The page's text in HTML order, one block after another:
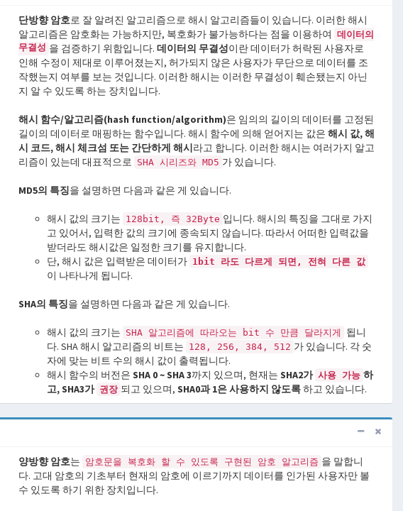
단방향 암호로 잘 알려진 알고리즘으로 해시 알고리즘들이 있습니다. 이러한 해시
알고리즘은 암호화는 가능하지만, 복호화가 불가능하다는 점을 이용하여 데이터의
무결성 을 검증하기 위함입니다. 데이터의 무결성이란 데이터가 허락된 사용자로
인해 수정이 제대로 이루어졌는지, 허가되지 않은 사용자가 무단으로 데이터를 조
작했는지 여부를 보는 것입니다. 이러한 해시는 이러한 무결성이 훼손됐는지 아닌
지 알 수 있도록 하는 장치입니다.
해시 함수/알고리즘(hash function/algorithm)은 임의의 길이의 데이터를 고정된
길이의 데이터로 매핑하는 함수입니다. 해시 함수에 의해 얻어지는 값은 해시 값, 해
시 코드, 해시 체크섬 또는 간단하게 해시라고 합니다. 이러한 해시는 여러가지 알고
리즘이 있는데 대표적으로 SHA 시리즈와 MD5 가 있습니다.
MD5의 특징을 설명하면 다음과 같은 게 있습니다.
해시 값의 크기는 128bit, 즉 32Byte 입니다. 해시의 특징을 그대로 가지
고 있어서, 입력한 값의 크기에 종속되지 않습니다. 따라서 어떠한 입력값을
받더라도 해시값은 일정한 크기를 유지합니다.
단, 해시 값은 입력받은 데이터가 1bit 라도 다르게 되면, 전혀 다른 값
이 나타나게 됩니다.
SHA의 특징을 설명하면 다음과 같은 게 있습니다.
해시 값의 크기는 SHA 알고리즘에 따라오는 bit 수 만큼 달라지게
됩니
다. SHA 해시 알고리즘의 비트는 128, 256, 384, 512 가 있습니다. 각 숫
자에 맞는 비트 수의 해시 값이 출력됩니다.
해시 함수의 버전은 SHA 0 ~ SHA 3까지 있으며, 현재는 SHA2가 사용 가능 하
고, SHA3가 권장 되고 있으며, SHA0과 1은 사용하지 않도록하고 있습니다.
양방향 암호는 암호문을 복호화 할 수 있도록 구현된 암호 알고리즘 을 말합니
다. 고대 암호의 기초부터 현재의 암호에 이르기까지 데이터를 인가된 사용자만 볼
수 있도록 하기 위한 장치입니다.